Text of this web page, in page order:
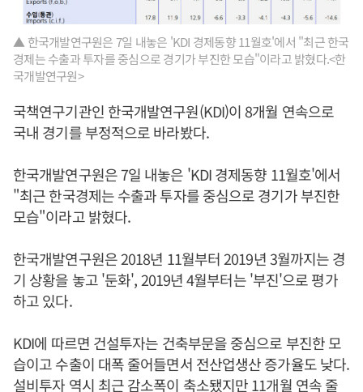
▲ 한국개발연구원은 7일 내놓은 'KDI 경제동향 11월호'에서 "최근 한국
경제는 수출과 투자를 중심으로 경기가 부진한 모습"이라고 밝혔다.<한
국개발연구원>
국책연구기관인 한국개발연구원(KDI)이 8개월 연속으로
국내 경기를 부정적으로 바라봤다.
한국개발연구원은 7일 내놓은 'KDI 경제동향 11월호'에서
"최근 한국경제는 수출과 투자를 중심으로 경기가 부진한
모습"이라고 밝혔다.
한국개발연구원은 2018년 11월부터 2019년 3월까지는 경
기 상황을 놓고 '둔화', 2019년 4월부터는 '부진'으로 평가
하고 있다.
KDI에 따르면 건설투자는 건축부문을 중심으로 부진한 모
습이고 수출이 대폭 줄어들면서 전산업생산 증가율도 낮다.
설비투자 역시 최근 감소폭이 축소됐지만 11개월 연속 줄